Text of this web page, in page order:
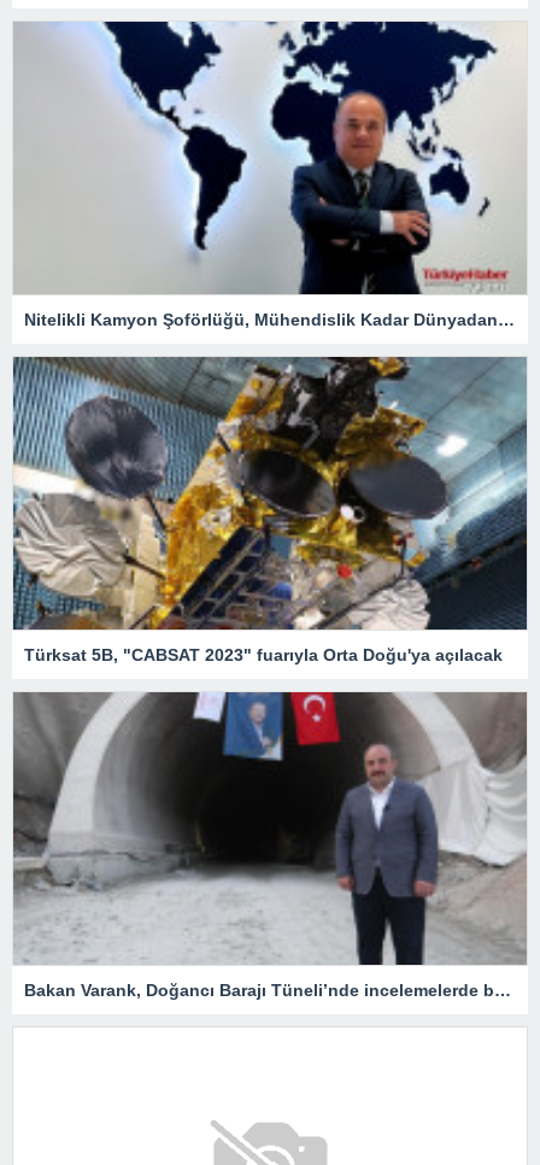
Nitelikli Kamyon Şoförlüğü, Mühendislik Kadar Dünyadan Yoğun Talep Alacak – Ekonomi
Türksat 5B, "CABSAT 2023" fuarıyla Orta Doğu'ya açılacak
Bakan Varank, Doğancı Barajı Tüneli’nde incelemelerde bulundu